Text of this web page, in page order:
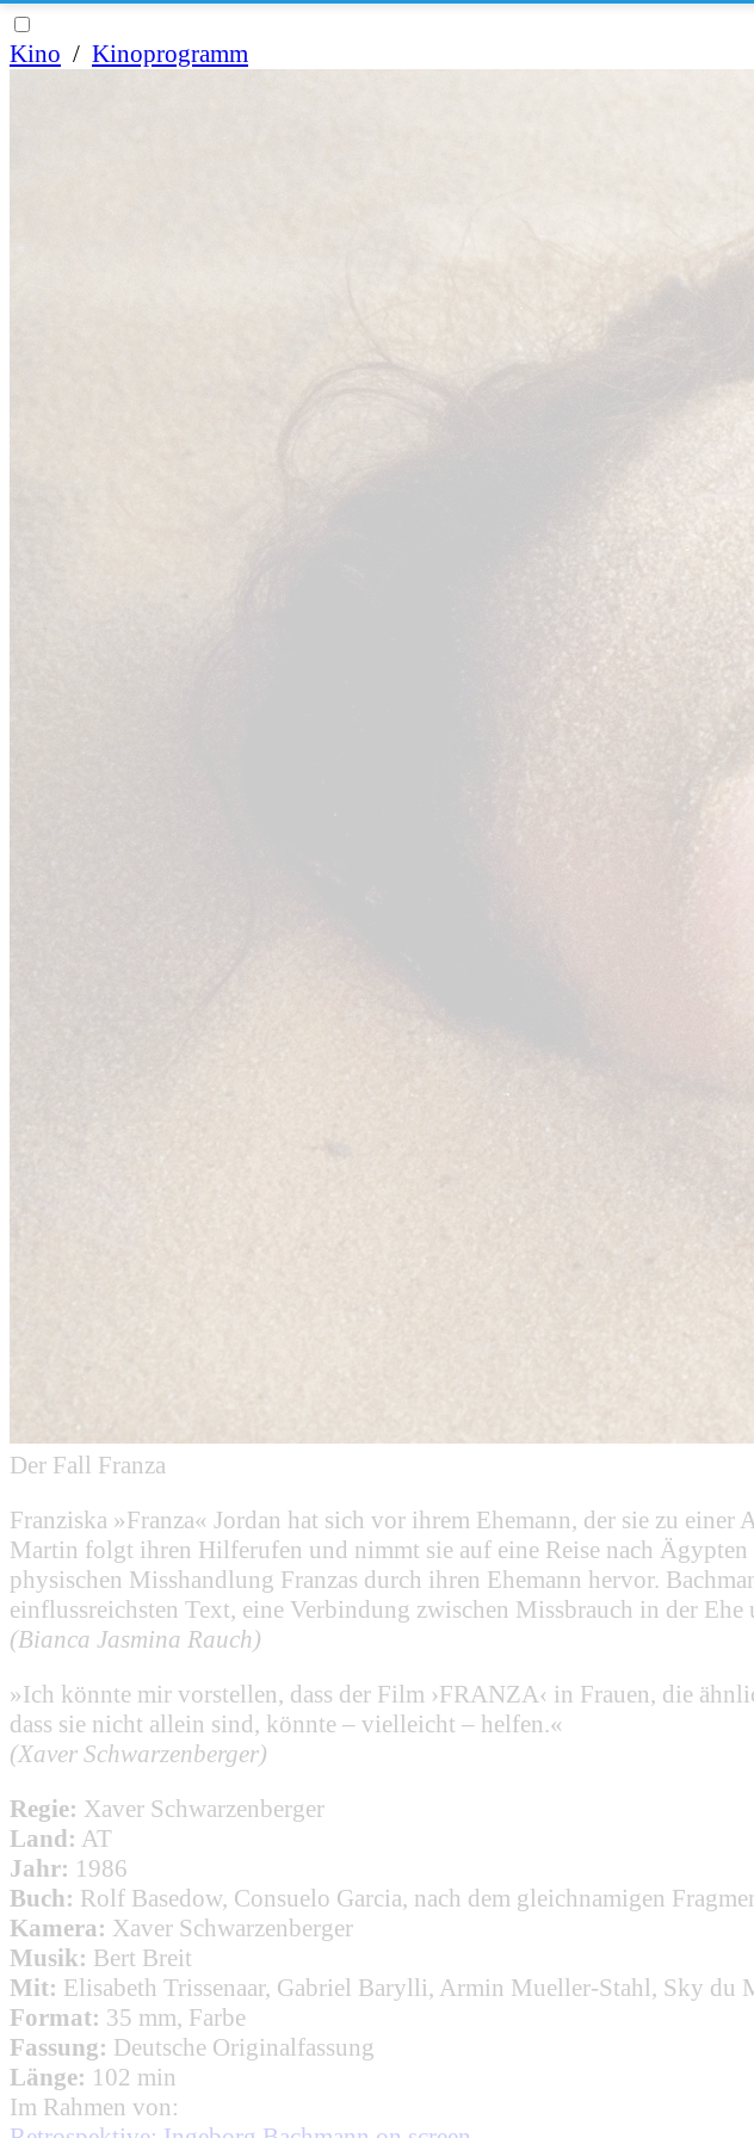
Kino / Kinoprogramm
Der Fall Franza
Franziska »Franza« Jordan hat sich vor ihrem Ehemann, der sie zu
Martin folgt ihren Hilferufen und nimmt sie auf eine Reise nach
physischen Misshandlung Franzas durch ihren Ehemann hervor.
einflussreichsten Text, eine Verbindung zwischen Missbrauch in der Ehe
(Bianca Jasmina Rauch)
»Ich könnte mir vorstellen, dass der Film ›FRANZA‹ in Frauen, die
dass sie nicht allein sind, könnte – vielleicht – helfen.«
(Xaver Schwarzenberger)
Regie: Xaver Schwarzenberger
Land: AT
Jahr: 1986
Buch: Rolf Basedow, Consuelo Garcia, nach dem gleichnamigen
Kamera: Xaver Schwarzenberger
Musik: Bert Breit
Mit: Elisabeth Trissenaar, Gabriel Barylli, Armin Mueller-Stahl, Sky du
Format: 35 mm, Farbe
Fassung: Deutsche Originalfassung
Länge: 102 min
Im Rahmen von: